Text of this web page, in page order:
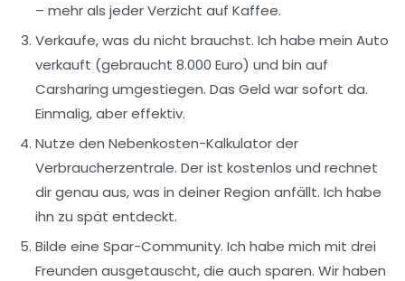
– mehr als jeder Verzicht auf Kaffee.
Verkaufe, was du nicht brauchst. Ich habe mein Auto
verkauft (gebraucht 8.000 Euro) und bin auf
Carsharing umgestiegen. Das Geld war sofort da.
Einmalig, aber effektiv.
Nutze den Nebenkosten-Kalkulator der
Verbraucherzentrale. Der ist kostenlos und rechnet
dir genau aus, was in deiner Region anfällt. Ich habe
ihn zu spät entdeckt.
Bilde eine Spar-Community. Ich habe mich mit drei
Freunden ausgetauscht, die auch sparen. Wir haben